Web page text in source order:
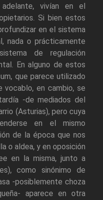
vivían en el
Si bien estos
en el sistema
nada o prácticamente
de regulación
En alguno de estos
que parece utilizado
vocablo, en cambio, se
-de mediados del
(Asturias), pero cuya
en el mismo
de la época que nos
o aldea, y en oposición
en la misma, junto a
como sinónimo de
-posiblemente choza
aparece en otra